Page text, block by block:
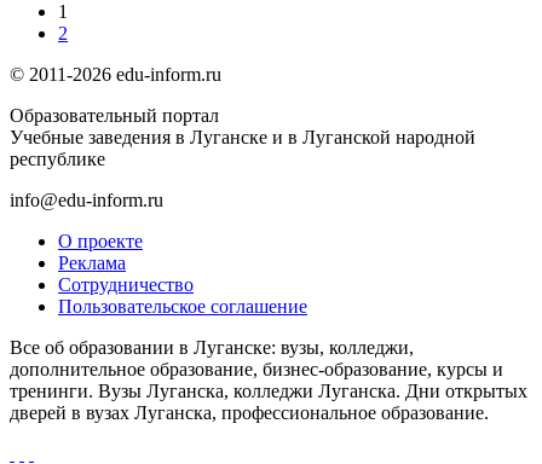
1
2
© 2011-2026 edu-inform.ru
Образовательный портал
Учебные заведения в Луганске и в Луганской народной
республике
info@edu-inform.ru
О проекте
Реклама
Сотрудничество
Пользовательское соглашение
Все об образовании в Луганске: вузы, колледжи,
дополнительное образование, бизнес-образование, курсы и
тренинги. Вузы Луганска, колледжи Луганска. Дни открытых
дверей в вузах Луганска, профессиональное образование.